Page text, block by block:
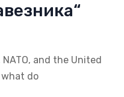
and the United
do